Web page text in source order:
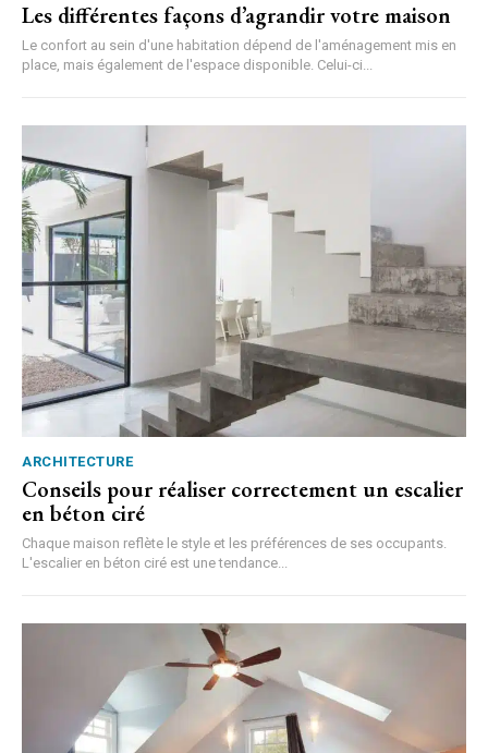
Les différentes façons d’agrandir votre maison
Le confort au sein d'une habitation dépend de l'aménagement mis en
place, mais également de l'espace disponible. Celui-ci...
ARCHITECTURE
Conseils pour réaliser correctement un escalier
en béton ciré
Chaque maison reflète le style et les préférences de ses occupants.
L'escalier en béton ciré est une tendance...